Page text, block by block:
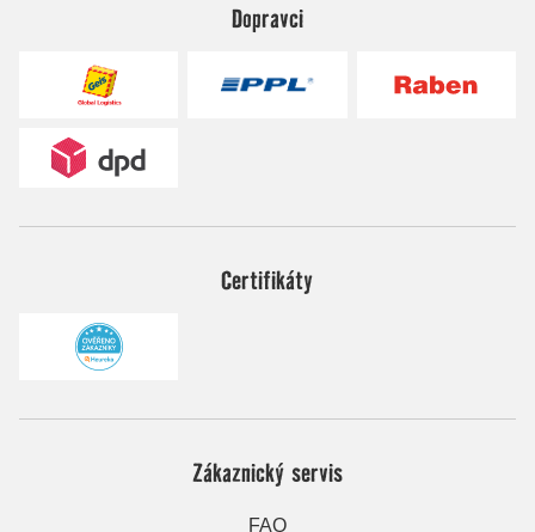
Dopravci
Certifikáty
Zákaznický servis
FAQ